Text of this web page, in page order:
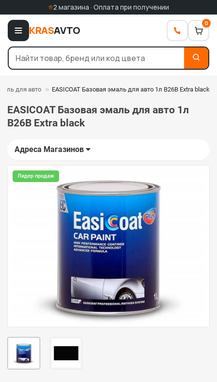
2 магазина · Оплата при получении
KRASAVTO
0
для авто EASICOAT Базовая эмаль для авто 1л B26B Extra black
EASICOAT Базовая эмаль для авто 1л
B26B Extra black
Адреса Магазинов
Лидер продаж